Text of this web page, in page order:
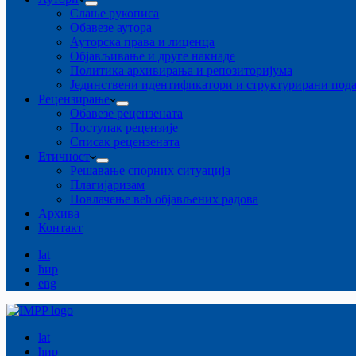
Слање рукописа
Обавезе аутора
Ауторска права и лиценца
Објављивање и друге накнаде
Политика архивирања и репозиторијума
Јединствени идентификатори и структурирани
Рецензирање
Обавезе рецензената
Поступак рецензије
Списак рецензената
Етичност
Рeшaвaњe спорних ситуација
Плагијаризам
Повлачење већ објављених радова
Архива
Контакт
lat
ћир
eng
lat
ћир